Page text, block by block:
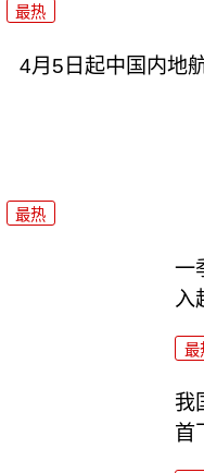
最热
4月5日起中国内地
最热
一
入
最
我
首